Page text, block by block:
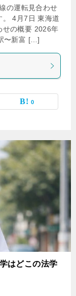
の運転見合わせ
。 4月7日 東海道
せの概要 2026年
〜新富 […]
0
はどこの法学